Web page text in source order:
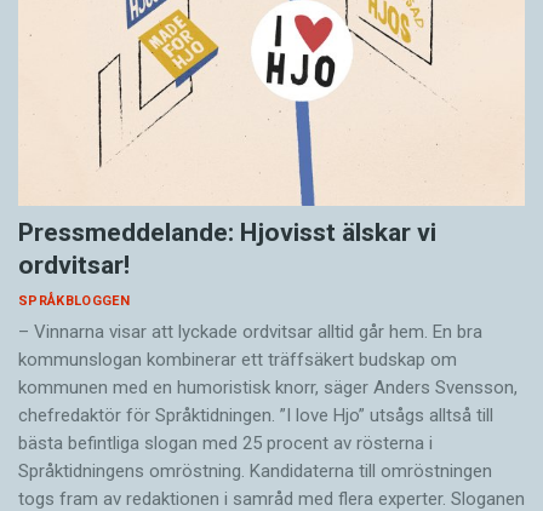
Pressmeddelande: Hjovisst älskar vi
ordvitsar!
SPRÅKBLOGGEN
– Vinnarna visar att lyckade ordvitsar alltid går hem. En bra
kommunslogan kombinerar ett träffsäkert budskap om
kommunen med en humoristisk knorr, säger Anders Svensson,
chefredaktör för Språktidningen. ”I love Hjo” utsågs alltså till
bästa befintliga slogan med 25 procent av rösterna i
Språktidningens omröstning. Kandidaterna till omröstningen
togs fram av redaktionen i samråd med flera experter. Sloganen